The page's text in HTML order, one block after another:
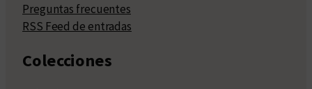
Preguntas frecuentes
RSS Feed de entradas
Colecciones